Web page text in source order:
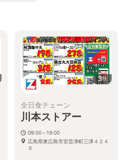
3枚
全日食チェーン
川本ストアー
09:00～19:00
広島県東広島市安芸津町三津４２４
６